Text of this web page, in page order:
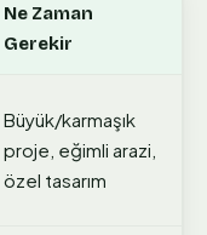
Ne Zaman
Gerekir
Büyük/karmaşık
proje, eğimli arazi,
özel tasarım